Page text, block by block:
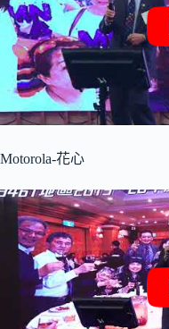
Motorola-花心